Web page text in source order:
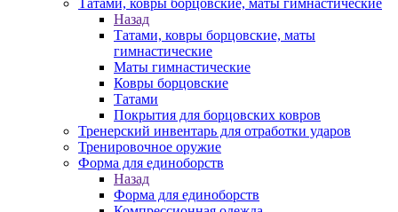
Татами, ковры борцовские, маты гимнастические
Назад
Татами, ковры борцовские, маты
гимнастические
Маты гимнастические
Ковры борцовские
Татами
Покрытия для борцовских ковров
Тренерский инвентарь для отработки ударов
Тренировочное оружие
Форма для единоборств
Назад
Форма для единоборств